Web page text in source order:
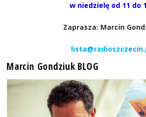
w niedzielę od 11 do
Zaprasza: Marcin
Marcin Gondziuk BLOG